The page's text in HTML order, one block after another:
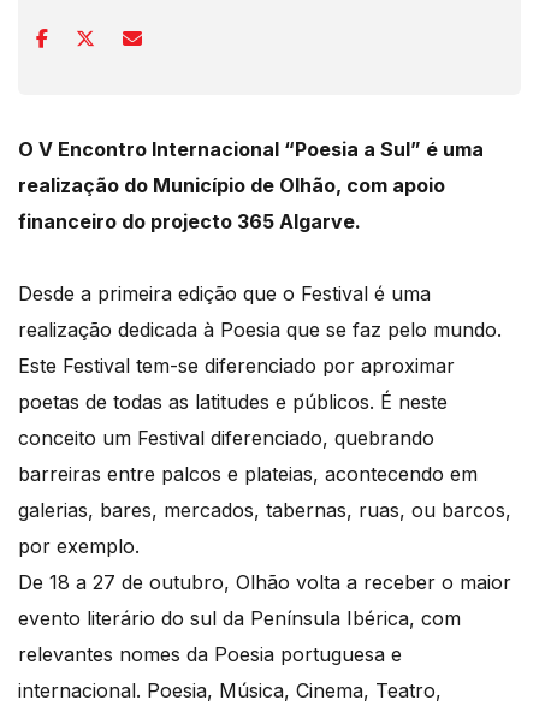
O V Encontro Internacional “Poesia a Sul” é uma
realização do Município de Olhão, com apoio
financeiro do projecto 365 Algarve.
Desde a primeira edição que o Festival é uma
realização dedicada à Poesia que se faz pelo mundo.
Este Festival tem-se diferenciado por aproximar
poetas de todas as latitudes e públicos. É neste
conceito um Festival diferenciado, quebrando
barreiras entre palcos e plateias, acontecendo em
galerias, bares, mercados, tabernas, ruas, ou barcos,
por exemplo.
De 18 a 27 de outubro, Olhão volta a receber o maior
evento literário do sul da Península Ibérica, com
relevantes nomes da Poesia portuguesa e
internacional. Poesia, Música, Cinema, Teatro,